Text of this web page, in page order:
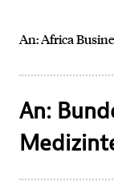
An: Africa
An: